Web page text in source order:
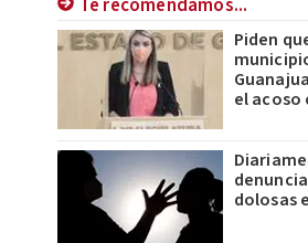
Te recomendamos...
Piden
el
dolosas